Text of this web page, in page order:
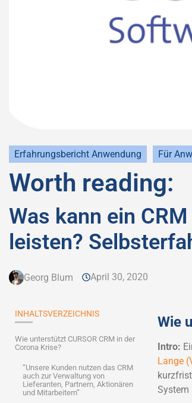
Erfahrungsbericht Anwendung Für
Worth reading:
Was kann ein
leisten?
Georg Blum April 30, 2020
INHALTSVERZEICHNIS
Wie unterstützt CURSOR CRM in der
Corona Krise?
“Unsere Kunden nutzen das CRM
auch zur Verwaltung von
Lieferanten, Partnern, Aktionären
und Mitarbeitern”
Wie
Intro:
Lange
System